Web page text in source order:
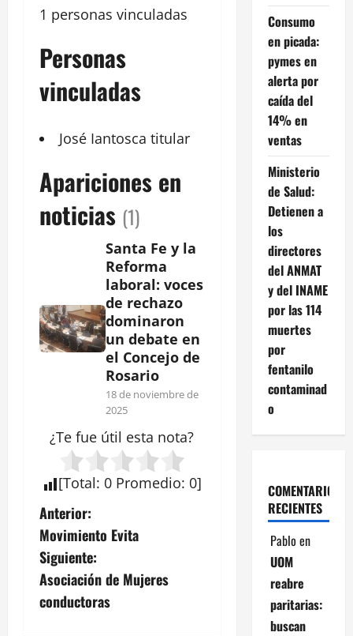
1 personas vinculadas
Personas
vinculadas
José Iantosca titular
Apariciones en
noticias (1)
Santa Fe y la
Reforma
laboral: voces
de rechazo
dominaron
un debate en
el Concejo de
Rosario
18 de noviembre de
2025
¿Te fue útil esta nota?
[Total: 0 Promedio: 0]
N
a
v
e
Anterior:
Movimiento Evita
Siguiente:
Asociación de Mujeres
conductoras
Consumo
en picada:
pymes en
alerta por
caída del
14% en
ventas
Ministerio
de Salud:
Detienen a
los
directores
del ANMAT
y del INAME
por las 114
muertes
por
fentanilo
contaminad
o
COMENTARIOS
RECIENTES
Pablo en
UOM
reabre
paritarias:
buscan